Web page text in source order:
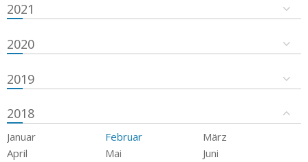
2021
2020
2019
2018
Januar Februar
März
April
Mai
Juni